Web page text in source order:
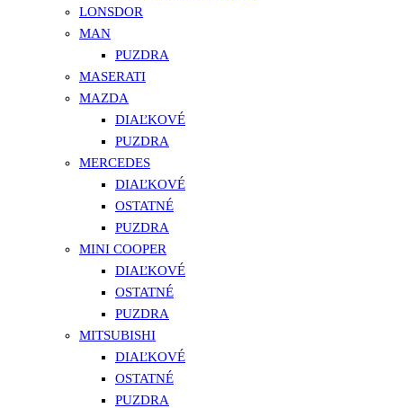
LONSDOR
MAN
PUZDRA
MASERATI
MAZDA
DIAĽKOVÉ
PUZDRA
MERCEDES
DIAĽKOVÉ
OSTATNÉ
PUZDRA
MINI COOPER
DIAĽKOVÉ
OSTATNÉ
PUZDRA
MITSUBISHI
DIAĽKOVÉ
OSTATNÉ
PUZDRA